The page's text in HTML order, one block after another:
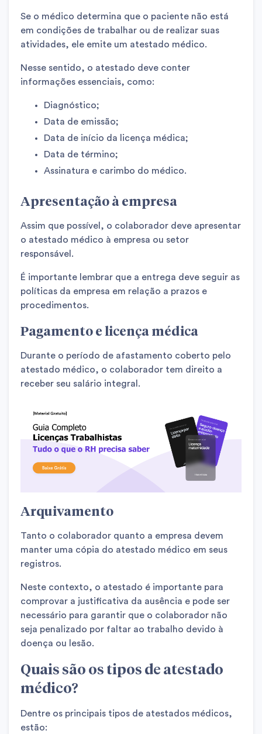
Se o médico determina que o paciente não está
em condições de trabalhar ou de realizar suas
atividades, ele emite um atestado médico.
Nesse sentido, o atestado deve conter
informações essenciais, como:
Diagnóstico;
Data de emissão;
Data de início da licença médica;
Data de término;
Assinatura e carimbo do médico.
Apresentação à empresa
Assim que possível, o colaborador deve apresentar
o atestado médico à empresa ou setor
responsável.
É importante lembrar que a entrega deve seguir as
políticas da empresa em relação a prazos e
procedimentos.
Pagamento e licença médica
Durante o período de afastamento coberto pelo
atestado médico, o colaborador tem direito a
receber seu salário integral.
Arquivamento
Tanto o colaborador quanto a empresa devem
manter uma cópia do atestado médico em seus
registros.
Neste contexto, o atestado é importante para
comprovar a justificativa da ausência e pode ser
necessário para garantir que o colaborador não
seja penalizado por faltar ao trabalho devido à
doença ou lesão.
Quais são os tipos de atestado
médico?
Dentre os principais tipos de atestados médicos,
estão: